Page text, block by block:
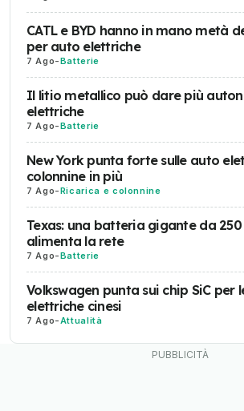
CATL e BYD hanno in mano metà
per auto elettriche
7 Ago-Batterie
Il litio metallico può dare più
elettriche
7 Ago-Batterie
New York punta forte sulle auto
colonnine in più
7 Ago-Ricarica e colonnine
Texas: una batteria gigante da 250
alimenta la rete
7 Ago-Batterie
Volkswagen punta sui chip SiC per
elettriche cinesi
7 Ago-Attualità